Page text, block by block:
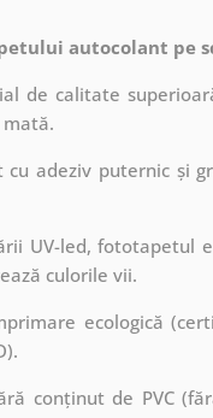
autocolant pe
de calitate
cu adeziv puternic și
UV-led, fototapetul
culorile vii.
ecologică
conținut de PVC